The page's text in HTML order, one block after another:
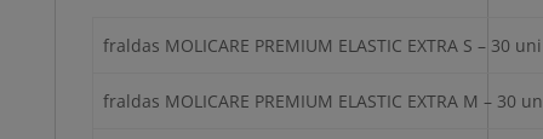
fraldas MOLICARE PREMIUM ELASTIC EXTRA S – 30
fraldas MOLICARE PREMIUM ELASTIC EXTRA M – 30